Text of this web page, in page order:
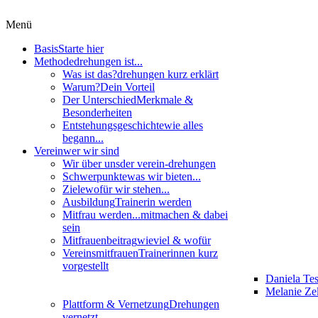
Menü
BasisStarte hier
Methodedrehungen ist...
Was ist das?drehungen kurz erklärt
Warum?Dein Vorteil
Der UnterschiedMerkmale &
Besonderheiten
Entstehungsgeschichtewie alles
begann...
Vereinwer wir sind
Wir über unsder verein-drehungen
Schwerpunktewas wir bieten...
Zielewofür wir stehen...
AusbildungTrainerin werden
Mitfrau werden...mitmachen & dabei
sein
Mitfrauenbeitragwieviel & wofür
VereinsmitfrauenTrainerinnen kurz
vorgestellt
Daniela
Melanie
Plattform & VernetzungDrehungen